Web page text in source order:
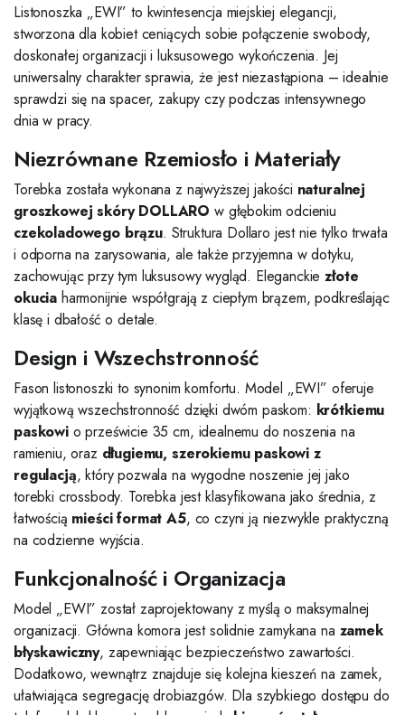
Listonoszka „EWI” to kwintesencja miejskiej elegancji,
stworzona dla kobiet ceniących sobie połączenie swobody,
doskonałej organizacji i luksusowego wykończenia. Jej
uniwersalny charakter sprawia, że jest niezastąpiona – idealnie
sprawdzi się na spacer, zakupy czy podczas intensywnego
dnia w pracy.
Niezrównane Rzemiosło i Materiały
Torebka została wykonana z najwyższej jakości naturalnej
groszkowej skóry DOLLARO w głębokim odcieniu
czekoladowego brązu. Struktura Dollaro jest nie tylko trwała
i odporna na zarysowania, ale także przyjemna w dotyku,
zachowując przy tym luksusowy wygląd. Eleganckiezłote
okucia harmonijnie współgrają z ciepłym brązem, podkreślając
klasę i dbałość o detale.
Design i Wszechstronność
Fason listonoszki to synonim komfortu. Model „EWI” oferuje
wyjątkową wszechstronność dzięki dwóm paskom: krótkiemu
paskowio prześwicie 35 cm, idealnemu do noszenia na
ramieniu, oraz długiemu, szerokiemu paskowi z
regulacją, który pozwala na wygodne noszenie jej jako
torebki crossbody. Torebka jest klasyfikowana jako średnia, z
łatwością mieści format A5, co czyni ją niezwykle praktyczną
na codzienne wyjścia.
Funkcjonalność i Organizacja
Model „EWI” został zaprojektowany z myślą o maksymalnej
organizacji. Główna komora jest solidnie zamykana na zamek
błyskawiczny, zapewniając bezpieczeństwo zawartości.
Dodatkowo, wewnątrz znajduje się kolejna kieszeń na zamek,
ułatwiająca segregację drobiazgów. Dla szybkiego dostępu do